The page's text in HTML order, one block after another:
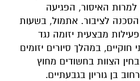
האיסור, הפגיעה
הסכנה לציבור. אתמול, בשעות
מבצעית יזומה נגד
במהלך סיורים יזומים
הצוות בחשודים מחוץ
בן גוריון בגבעתיים.